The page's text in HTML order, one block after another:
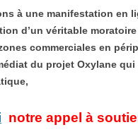
à une manifestation en
d’un véritable
commerciales en
du projet Oxylane qui
notre appel à